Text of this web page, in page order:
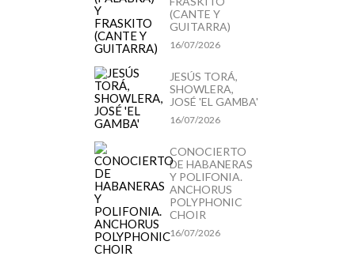
(CANTE Y
GUITARRA)
16/07/2026
JESÚS TORÁ,
SHOWLERA,
JOSÉ 'EL GAMBA'
16/07/2026
CONOCIERTO
DE HABANERAS
Y POLIFONIA.
ANCHORUS
POLYPHONIC
CHOIR
16/07/2026